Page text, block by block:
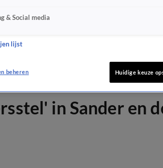
in Sander en
& Social media
lijst
beheren Huidige keuze